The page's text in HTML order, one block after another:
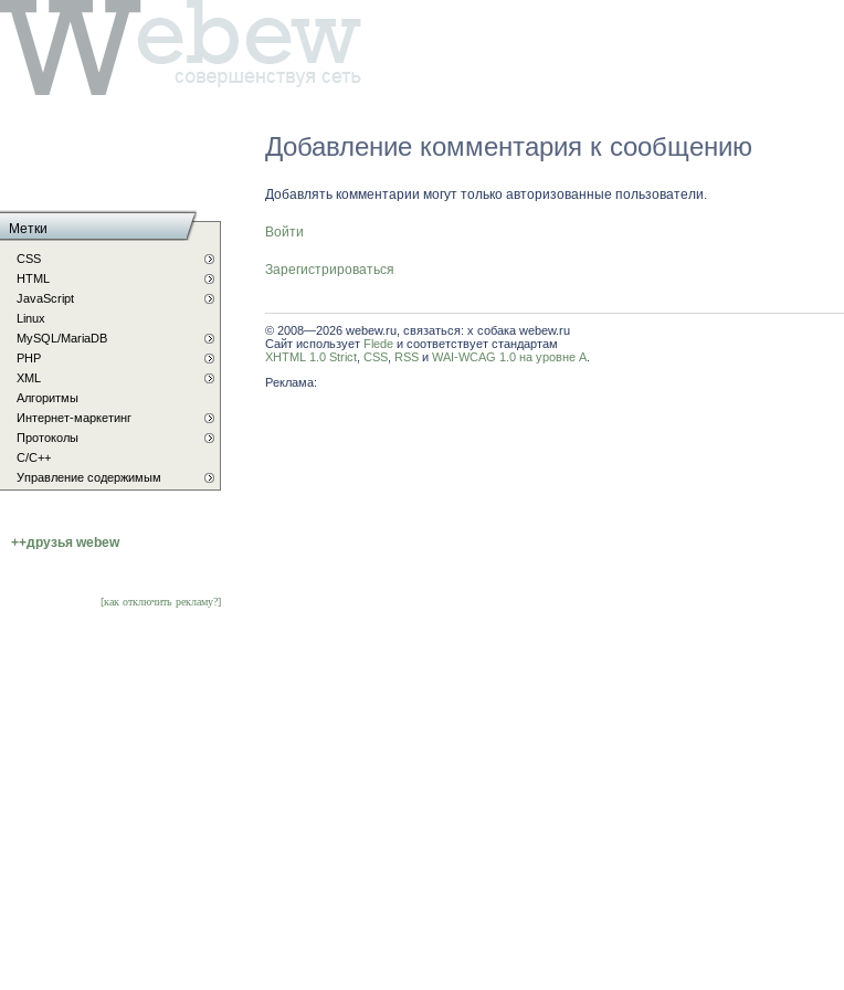
Добавление комментария к сообщению
Добавлять комментарии могут только авторизованные пользователи.
Войти
Зарегистрироваться
© 2008—2026 webew.ru, связаться: x собака webew.ru
Сайт использует Flede и соответствует стандартам
XHTML 1.0 Strict CSS RSS и WAI-WCAG 1.0 на уровне A
Реклама:
Метки
CSS
HTML
JavaScript
Linux
MySQL/MariaDB
PHP
XML
Алгоритмы
Интернет-маркетинг
Протоколы
С/C++
Управление содержимым
++друзья webew
[как отключить рекламу?]